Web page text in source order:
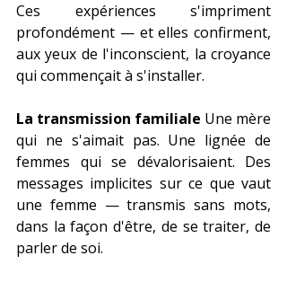
Ces expériences s'impriment
profondément — et elles confirment,
aux yeux de l'inconscient, la croyance
qui commençait à s'installer.
La transmission familiale Une mère
qui ne s'aimait pas. Une lignée de
femmes qui se dévalorisaient. Des
messages implicites sur ce que vaut
une femme — transmis sans mots,
dans la façon d'être, de se traiter, de
parler de soi.